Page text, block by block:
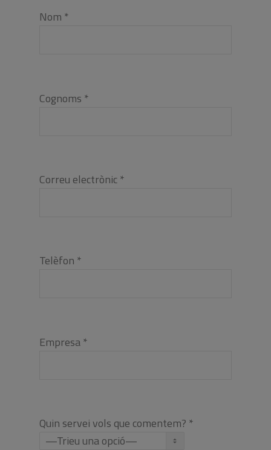
Nom *
Cognoms *
Correu electrònic *
Telèfon *
Empresa *
Quin servei vols que comentem? *